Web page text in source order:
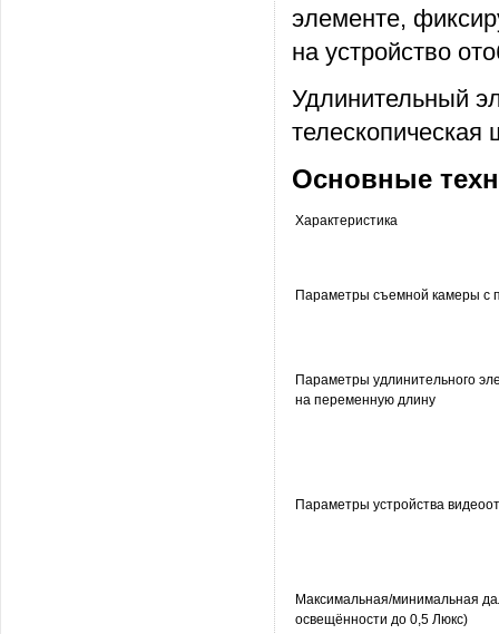
элементе,
на устройство
Удлинительный
Основные
Характеристика
Параметры съемной камеры с
Параметры удлинительного
на переменную длину
Параметры устройства
Максимальная/минимальная
освещённости до 0,5 Люкс)